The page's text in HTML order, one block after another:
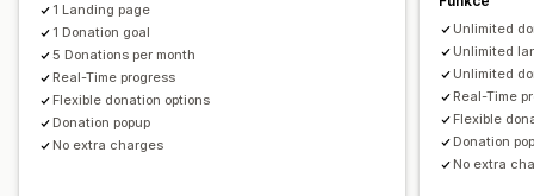
1 Landing page
1 Donation goal
5 Donations per month
Real-Time progress
Flexible donation options
Donation popup
No extra charges
Unlimited
Unlimited
Unlimited
Real-Time
Flexible
Donation
No extra